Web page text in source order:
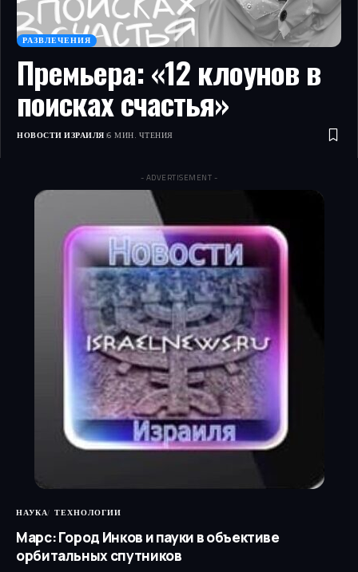
РАЗВЛЕЧЕНИЯ
Премьера: «12 клоунов в
поисках счастья»
НОВОСТИ ИЗРАИЛЯ 6 МИН. ЧТЕНИЯ
- ADVERTISEMENT -
НАУКА ТЕХНОЛОГИИ
Марс: Город Инков и пауки в объективе
орбитальных спутников